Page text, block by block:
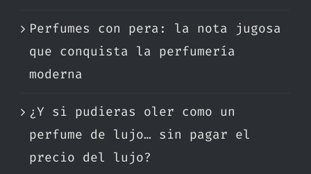
Perfumes con pera: la nota jugosa
que conquista la perfumería
moderna
¿Y si pudieras oler como un
perfume de lujo… sin pagar el
precio del lujo?